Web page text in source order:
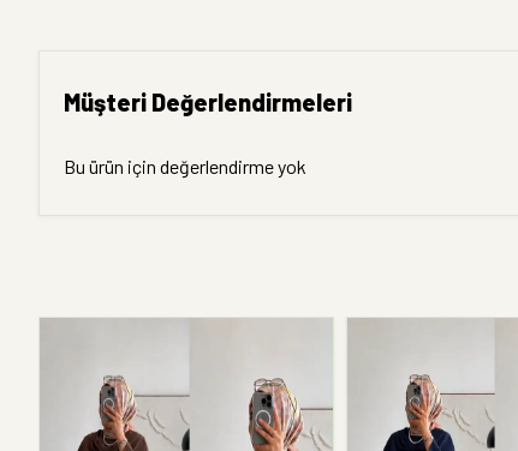
Müşteri Değerlendirmeleri
Bu ürün için değerlendirme yok